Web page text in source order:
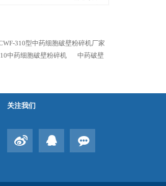
310型中药细胞破壁粉碎机厂家
中药细胞破壁粉碎机
中药破壁
关注我们